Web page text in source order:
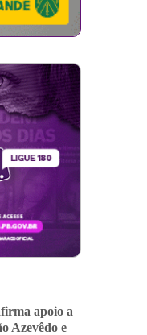
apoio a
Azevêdo e